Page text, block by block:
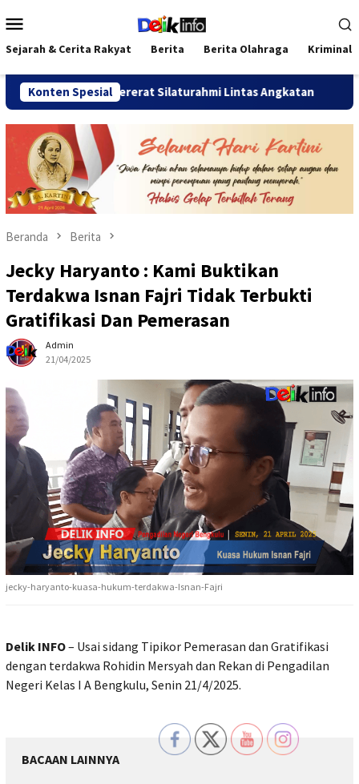
ke
kontenMobile
Sejarah & Cerita Rakyat Berita Berita Olahraga Kriminal
Konten Spesial
2026 Pererat Silaturahmi Lintas Angkatan Jalan Sehat
Beranda Berita
Jecky Haryanto : Kami Buktikan
Terdakwa Isnan Fajri Tidak Terbukti
Gratifikasi Dan Pemerasan
Admin
21/04/2025
jecky-haryanto-kuasa-hukum-terdakwa-Isnan-Fajri
Delik INFO– Usai sidang Tipikor Pemerasan dan Gratifikasi
dengan terdakwa Rohidin Mersyah dan Rekan di Pengadilan
Negeri Kelas I A Bengkulu, Senin 21/4/2025.
BACAAN LAINNYA